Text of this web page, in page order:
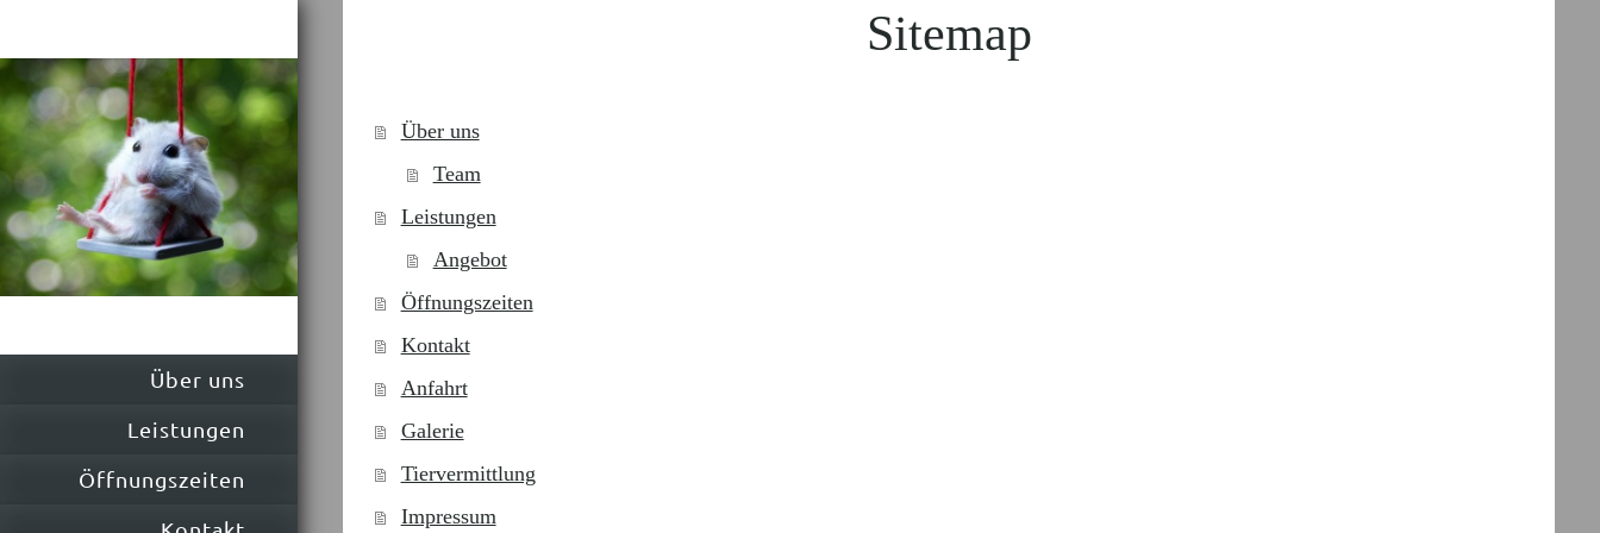
Über uns
Leistungen
Öffnungszeiten
Sitemap
Über uns
Team
Leistungen
Angebot
Öffnungszeiten
Kontakt
Anfahrt
Galerie
Tiervermittlung
Impressum